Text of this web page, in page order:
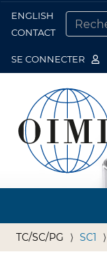
ENGLISH
CONTACT
SE CONNECTER
TC/SC/PG SC1